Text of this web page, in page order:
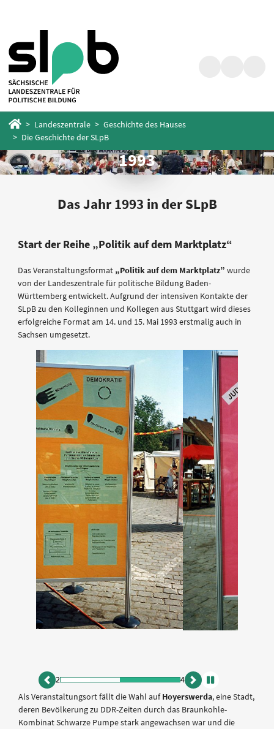
springen
springen
Startseite
Landeszentrale
Geschichte des Hauses
Die Geschichte der SLpB
1993
Das Jahr 1993 in der SLpB
Start der Reihe „Politik auf dem Marktplatz“
Das Veranstaltungsformat „Politik auf dem Marktplatz” wurde
von der Landeszentrale für politische Bildung Baden-
Württemberg entwickelt. Aufgrund der intensiven Kontakte der
SLpB zu den Kolleginnen und Kollegen aus Stuttgart wird dieses
erfolgreiche Format am 14. und 15. Mai 1993 erstmalig auch in
Sachsen umgesetzt.
zurück
2 4 vor
anhalten
Als Veranstaltungsort fällt die Wahl aufHoyerswerda, eine Stadt,
deren Bevölkerung zu DDR-Zeiten durch das Braunkohle-
Kombinat Schwarze Pumpe stark angewachsen war und die